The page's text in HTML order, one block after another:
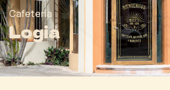
Cafetería
Logia